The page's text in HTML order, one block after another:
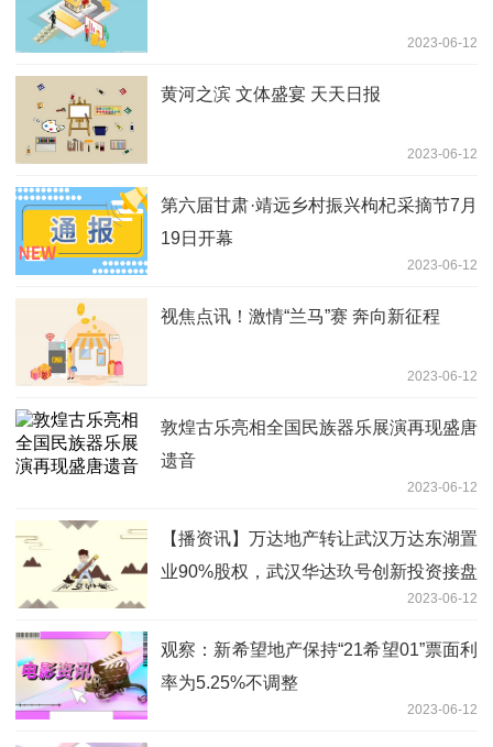
2023-06-12
黄河之滨 文体盛宴 天天日报
2023-06-12
第六届甘肃·靖远乡村振兴枸杞采摘节7月
19日开幕
2023-06-12
视焦点讯！激情“兰马”赛 奔向新征程
2023-06-12
敦煌古乐亮相全国民族器乐展演再现盛唐
遗音
2023-06-12
【播资讯】万达地产转让武汉万达东湖置
业90%股权，武汉华达玖号创新投资接盘
2023-06-12
观察：新希望地产保持“21希望01”票面利
率为5.25%不调整
2023-06-12